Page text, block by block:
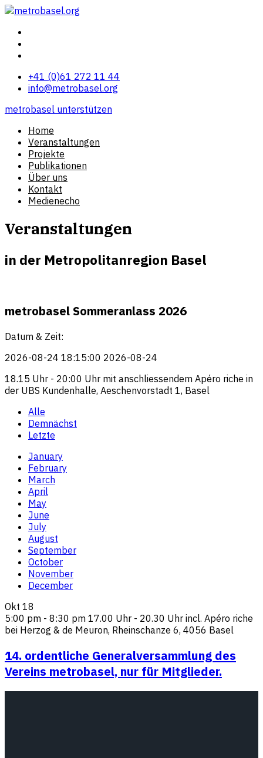
+41 (0)61 272 11 44
info@metrobasel.org
metrobasel unterstützen
Home
Veranstaltungen
Projekte
Publikationen
Über uns
Kontakt
Medienecho
Veranstaltungen
in der Metropolitanregion Basel
metrobasel Sommeranlass 2026
Datum & Zeit:
2026-08-24 18:15:00 2026-08-24
18.15 Uhr - 20:00 Uhr mit anschliessendem Apéro riche in
der UBS Kundenhalle, Aeschenvorstadt 1, Basel
Alle
Demnächst
Letzte
January
February
March
April
May
June
July
August
September
October
November
December
Okt 18
5:00 pm - 8:30 pm 17.00 Uhr - 20.30 Uhr incl. Apéro riche
bei Herzog & de Meuron, Rheinschanze 6, 4056 Basel
14. ordentliche Generalversammlung des
Vereins metrobasel, nur für Mitglieder.